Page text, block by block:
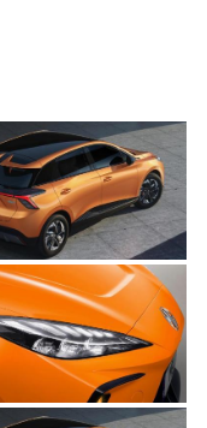
Inteligente
¿Qué estás
ofrece